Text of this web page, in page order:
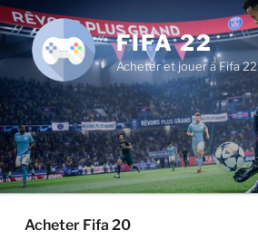
Aller
au
contenu
principal
FIFA 22
Acheter et jouer à Fifa 22
Acheter Fifa 20